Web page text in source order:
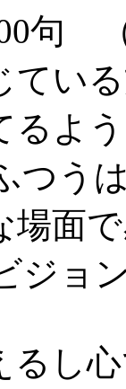
句
てい
るよ
つう
場面
ジョ
るし